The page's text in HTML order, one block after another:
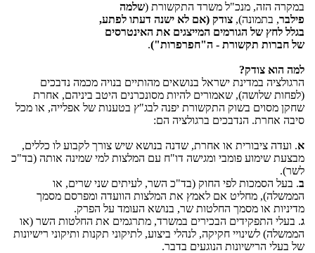
במקרה הזה, מנכ"ל משרד התקשורת (שלמה
פילבר, בתמונה), צודק (אם לא ישנה דעתו לפתע,
בגלל לחץ של הגורמים המייצגים את האינטרסים
של חברות תקשורת - ה"חפרפרות").
למה הוא צודק?
הרגולציה במדינת ישראל בנושאים מהותיים בנויה מכמה נדבכים
(לפחות שלושה), שאמורים להיות מסונכרנים היטב ביניהם, אחרת
שחקן מסוים בשוק התקשורת יפנה לבג"ץ בטענות של אפלייה, או מכל
סיבה אחרת. הנדבכים ברגולציה הם:
א. ועדה ציבורית או אחרת, שדנה בנושא שיש צורך לקבוע לו כללים,
מבצעת שימוע פומבי ומגישה דו"ח עם המלצות למי שמינה אותה (בד"כ
לשר).
ב. בעל הסמכות לפי החוק (בד"כ השר, לעיתים שני שרים, או
הממשלה), מחליט אם לאמץ את המלצות הוועדה ומפרסם מסמך
מדיניות או מסמך החלטות שר, בנושא העומד על הפרק.
ג. בעלי התפקידים הבכירים במשרד, מתרגמים את החלטות השר (או
הממשלה) לשינויי חקיקה, לנהלי ביצוע, לתיקוני תקנות ותיקוני רישיונות
של בעלי הרישיונות הנוגעים בדבר.